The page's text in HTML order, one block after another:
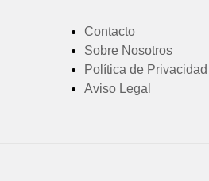
Contacto
Sobre Nosotros
Política de Privacidad
Aviso Legal